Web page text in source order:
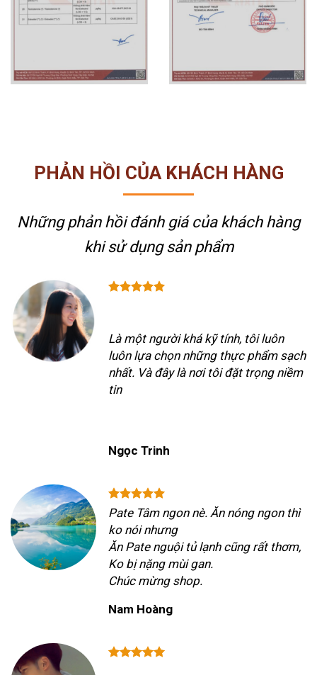
PHẢN HỒI CỦA KHÁCH HÀNG
Những phản hồi đánh giá của khách hàng
khi sử dụng sản phẩm
Là một người khá kỹ tính, tôi luôn
luôn lựa chọn những thực phẩm sạch
nhất. Và đây là nơi tôi đặt trọng niềm
tin
Ngọc Trinh
Pate Tâm ngon nè. Ăn nóng ngon thì
ko nói nhưng
Ăn Pate nguội tủ lạnh cũng rất thơm,
Ko bị nặng mùi gan.
Chúc mừng shop.
Nam Hoàng